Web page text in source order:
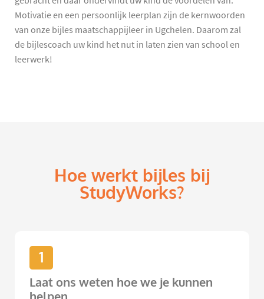
Motivatie en een persoonlijk leerplan zijn de kernwoorden
van onze bijles maatschappijleer in Ugchelen. Daarom zal
de bijlescoach uw kind het nut in laten zien van school en
leerwerk!
Hoe werkt bijles bij
StudyWorks?
1
Laat ons weten hoe we je kunnen